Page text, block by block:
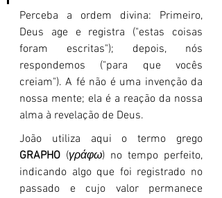
Perceba a ordem divina: Primeiro,
Deus age e registra ("estas coisas
foram escritas"); depois, nós
respondemos ("para que vocês
creiam"). A fé não é uma invenção da
nossa mente; ela é a reação da nossa
alma à revelação de Deus.
GRAPHO (γράφω) no tempo perfeito,
indicando algo que foi registrado no
passado e cujo valor permanece